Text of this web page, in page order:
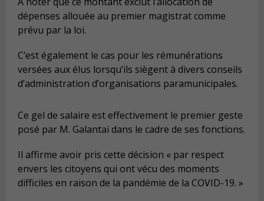
dépenses allouée au premier magistrat comme
prévu par la loi.
C’est également le cas pour les rémunérations
versées aux élus lorsqu’ils siègent à divers conseils
d’administration d’organisations paramunicipales.
Ce gel de salaire est effectivement le premier geste
posé par M. Galantai dans le cadre de ses fonctions.
Il affirme avoir pris cette décision « par respect
envers les citoyens qui ont vécu des moments
difficiles en raison de la pandémie de la COVID-19. »